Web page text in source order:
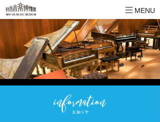
MENU